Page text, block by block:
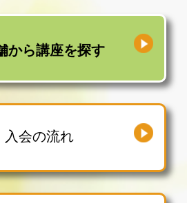
から講座を探す
入会の流れ